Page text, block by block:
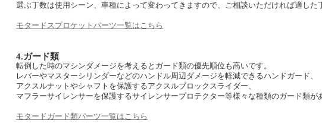
選ぶ丁数は使用シーン、車種によって変わってきますので、ご相談いただければ適した
モタードスプロケットパーツ一覧はこちら
4.ガード類
転倒した時のマシンダメージを考えるとガード類の優先順位も高いです。
レバーやマスターシリンダーなどのハンドル周辺ダメージを軽減できるハンドガード、
アクスルナットやシャフトを保護するアクスルブロックスライダー、
マフラーサイレンサーを保護するサイレンサープロテクター等様々な種類のガード類が
モタードガード類パーツ一覧はこちら